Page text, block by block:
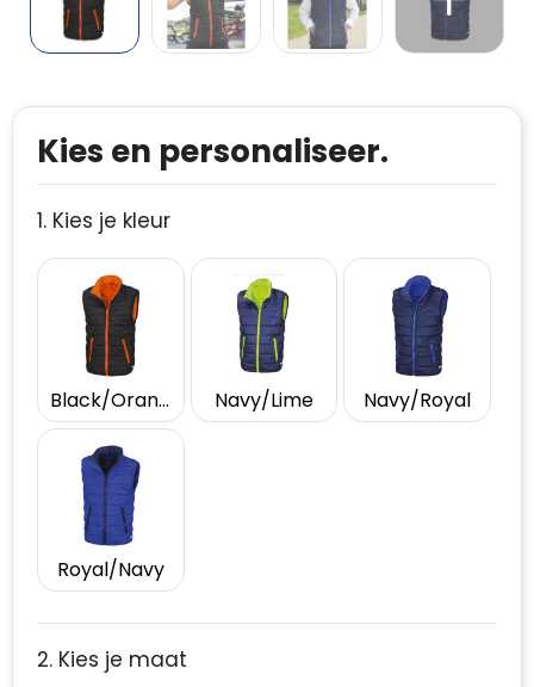
Kies en personaliseer.
1. Kies je kleur
Black/Orange Navy/Lime Navy/Royal
Royal/Navy
2. Kies je maat